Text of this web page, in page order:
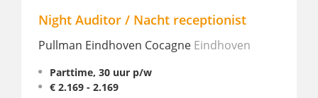
Night Auditor / Nacht receptionist
Pullman Eindhoven Cocagne Eindhoven
Parttime, 30 uur p/w
€ 2.169 - 2.169